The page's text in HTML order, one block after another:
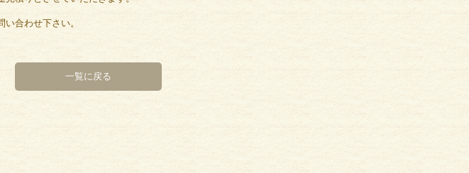
合わせ下さい。
一覧に戻る